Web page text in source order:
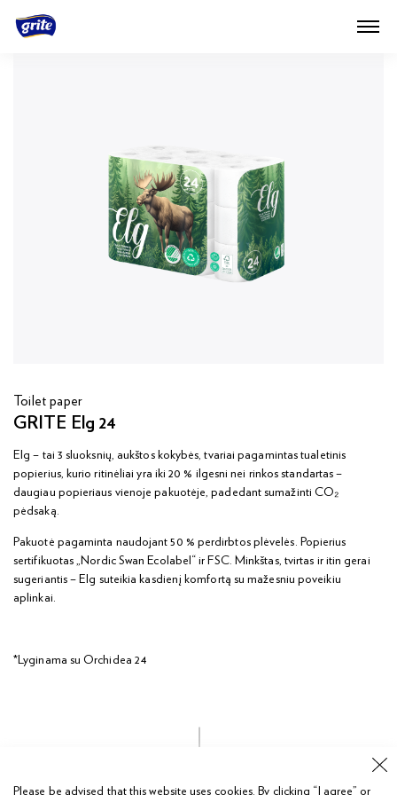
Toilet paper
GRITE Elg 24
Elg – tai 3 sluoksnių, aukštos kokybės, tvariai pagamintas tualetinis
popierius, kurio ritinėliai yra iki 20 % ilgesni nei rinkos standartas –
daugiau popieriaus vienoje pakuotėje, padedant sumažinti CO₂
pėdsaką.
Pakuotė pagaminta naudojant 50 % perdirbtos plėvelės. Popierius
sertifikuotas „Nordic Swan Ecolabel“ ir FSC. Minkštas, tvirtas ir itin gerai
sugeriantis – Elg suteikia kasdienį komfortą su mažesniu poveikiu
aplinkai.
*Lyginama su Orchidea 24
Please be advised that this website uses cookies. By clicking “I agree” or